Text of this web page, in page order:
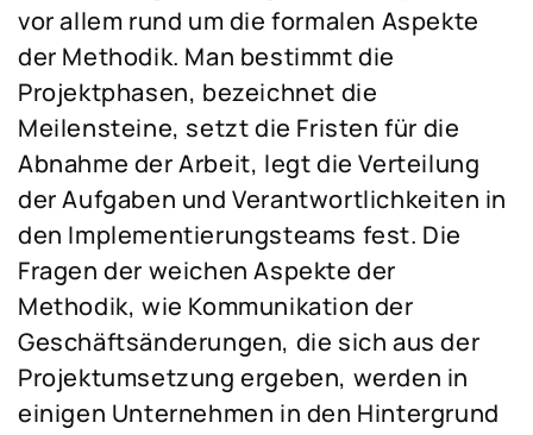
vor allem rund um die formalen Aspekte
der Methodik. Man bestimmt die
Projektphasen, bezeichnet die
Meilensteine, setzt die Fristen für die
Abnahme der Arbeit, legt die Verteilung
der Aufgaben und Verantwortlichkeiten in
den Implementierungsteams fest. Die
Fragen der weichen Aspekte der
Methodik, wie Kommunikation der
Geschäftsänderungen, die sich aus der
Projektumsetzung ergeben, werden in
einigen Unternehmen in den Hintergrund